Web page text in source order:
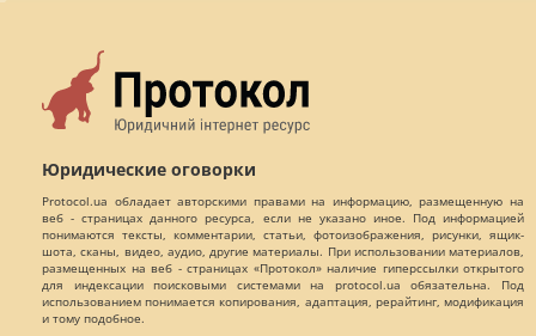
Юридические оговорки
Protocol.ua обладает авторскими правами на информацию, размещенную на
веб - страницах данного ресурса, если не указано иное. Под информацией
понимаются тексты, комментарии, статьи, фотоизображения, рисунки, ящик-
шота, сканы, видео, аудио, другие материалы. При использовании материалов,
размещенных на веб - страницах «Протокол» наличие гиперссылки открытого
для индексации поисковыми системами на protocol.ua обязательна. Под
использованием понимается копирования, адаптация, рерайтинг, модификация
и тому подобное.